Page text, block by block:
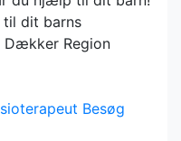
til dit barns
Dækker Region
Besøg